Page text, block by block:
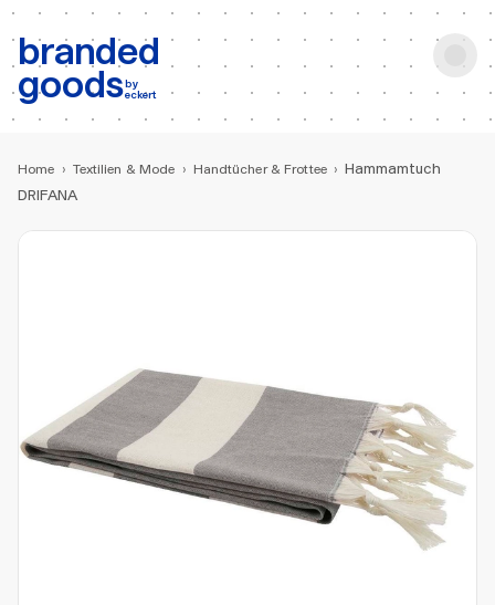
branded
goodsby
eckert
b: Produktsuche
Home › Textilien & Mode › Handtücher & Frottee › Hammamtuch
DRIFANA